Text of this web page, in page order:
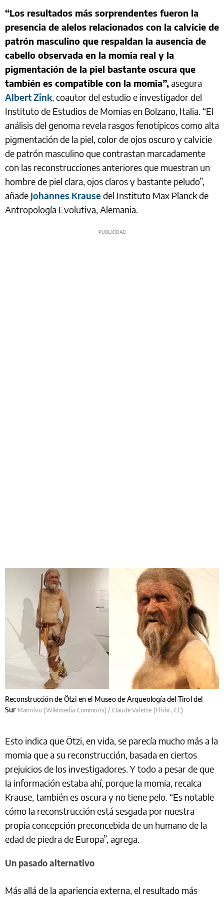
“Los resultados más sorprendentes fueron la
presencia de alelos relacionados con la calvicie de
patrón masculino que respaldan la ausencia de
cabello observada en la momia real y la
pigmentación de la piel bastante oscura que
también es compatible con la momia”,asegura
Albert Zink, coautor del estudio e investigador del
Instituto de Estudios de Momias en Bolzano, Italia. “El
análisis del genoma revela rasgos fenotípicos como alta
pigmentación de la piel, color de ojos oscuro y calvicie
de patrón masculino que contrastan marcadamente
con las reconstrucciones anteriores que muestran un
hombre de piel clara, ojos claros y bastante peludo”,
añade Johannes Krausedel Instituto Max Planck de
Antropología Evolutiva, Alemania.
Reconstrucción de Ötzi en el Museo de Arqueología del Tirol del
Sur Mannivu (Wikimedia Commons) / Claude Valette (Flickr, CC)
Esto indica que Ötzi, en vida, se parecía mucho más a la
momia que a su reconstrucción, basada en ciertos
prejuicios de los investigadores. Y todo a pesar de que
la información estaba ahí, porque la momia, recalca
Krause, también es oscura y no tiene pelo. “Es notable
cómo la reconstrucción está sesgada por nuestra
propia concepción preconcebida de un humano de la
edad de piedra de Europa”, agrega.
Un pasado alternativo
Más allá de la apariencia externa, el resultado más